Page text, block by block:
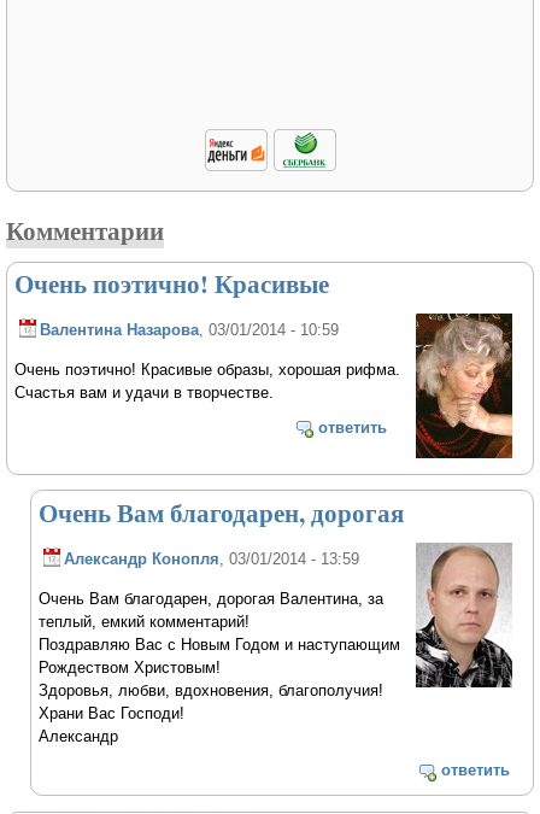
Комментарии
Очень поэтично! Красивые
Валентина Назарова, 03/01/2014 - 10:59
Очень поэтично! Красивые образы, хорошая рифма.
Счастья вам и удачи в творчестве.
ответить
Очень Вам благодарен, дорогая
Александр Конопля , 03/01/2014 - 13:59
Очень Вам благодарен, дорогая Валентина, за
теплый, емкий комментарий!
Поздравляю Вас с Новым Годом и наступающим
Рождеством Христовым!
Здоровья, любви, вдохновения, благополучия!
Храни Вас Господи!
Александр
ответить